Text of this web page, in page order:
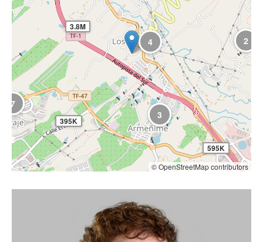
395K
2
4
3.8M
3
7
595K
© OpenStreetMap contributors